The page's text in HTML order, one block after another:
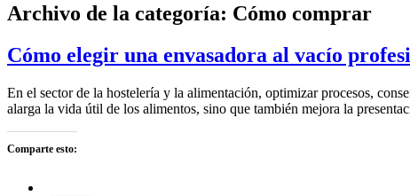
Archivo de la categoría: Cómo comprar
Cómo elegir una envasadora al vacío
En el sector de la hostelería y la alimentación, optimizar procesos,
alarga la vida útil de los alimentos, sino que también mejora la
Comparte esto: